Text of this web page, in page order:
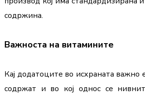
содржина.
Важноста на витамините
Кај додатоците во исхраната важно
содржат и во кој однос се